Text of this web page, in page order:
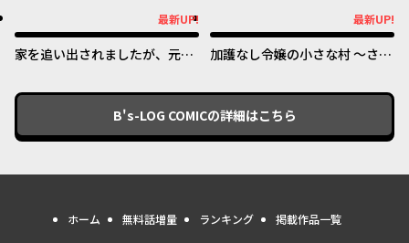
最新UP!
家を追い出されましたが、元気
法と前世知識で快適便利なセカ
最新UP!
加護なし令嬢の小さな村 ～さ
～
B's-LOG COMICの詳細はこちら
ホーム 無料話増量 ランキング 掲載作品一覧